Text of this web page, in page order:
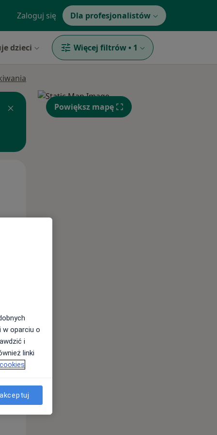
Zaloguj się Dla profesjonalistów
dzieci Więcej filtrów • 1
Pon,
10 Sie
Powiększ mapę
w oparciu o
i
linki